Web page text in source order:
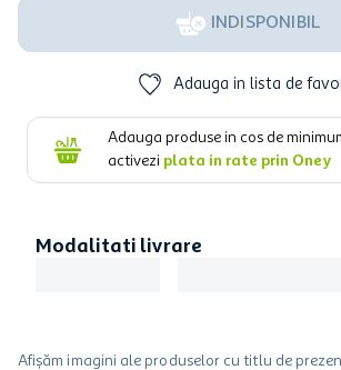
INDISPONIBIL
Adauga in lista de
Adauga produse in cos de
activezi plata in rate prin Oney
Modalitati livrare
Afișăm imagini ale produselor cu titlu de